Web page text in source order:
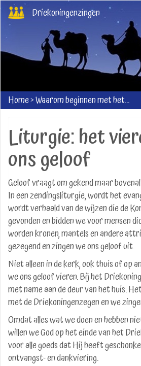
Overslaan
inhoud
Driekoningenzingen
Home>Waarom beginnen met het...
Liturgie: het
ons geloof
Geloof vraagt om gekend maar
In een zendingsliturgie, wordt het
wordt verhaald van de wijzen die de
gevonden en bidden we voor mensen
worden kronen, mantels en andere
gezegend en zingen we ons geloof uit.
Niet alleen in de kerk, ook thuis of op
we ons geloof vieren. Bij het
met name aan de deur van het huis.
met de Driekoningenzegen en we
Omdat alles wat we doen en hebben
willen we God op het einde van het
voor alle goeds dat Hij heeft
ontvangst- en dankviering.